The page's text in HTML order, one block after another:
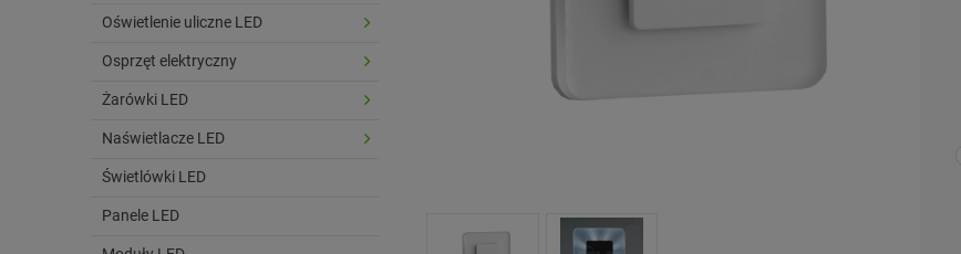
Oświetlenie uliczne LED
Osprzęt elektryczny
Żarówki LED
Naświetlacze LED
Świetlówki LED
Panele LED